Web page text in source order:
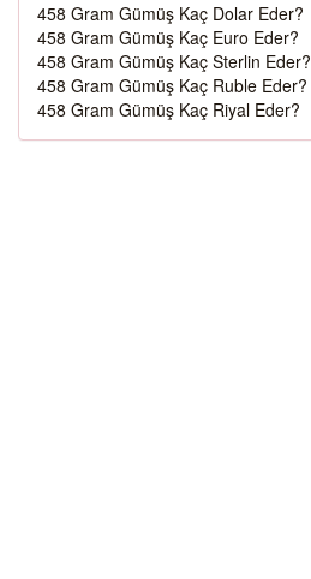
458 Gram Gümüş Kaç Dolar Eder?
458 Gram Gümüş Kaç Euro Eder?
458 Gram Gümüş Kaç Sterlin Eder?
458 Gram Gümüş Kaç Ruble Eder?
458 Gram Gümüş Kaç Riyal Eder?